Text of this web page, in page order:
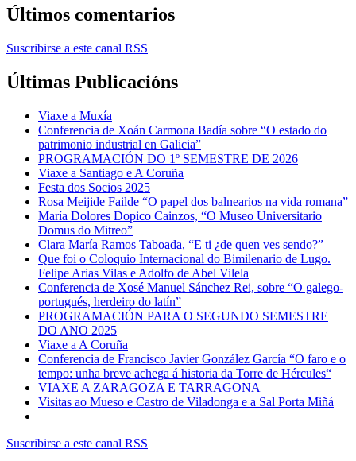
Últimos comentarios
Suscribirse a este canal RSS
Últimas Publicacións
Viaxe a Muxía
Conferencia de Xoán Carmona Badía sobre “O estado do
patrimonio industrial en Galicia”
PROGRAMACIÓN DO 1º SEMESTRE DE 2026
Viaxe a Santiago e A Coruña
Festa dos Socios 2025
Rosa Meijide Failde “O papel dos balnearios na vida romana”
María Dolores Dopico Cainzos, “O Museo Universitario
Domus do Mitreo”
Clara María Ramos Taboada, “E ti ¿de quen ves sendo?”
Que foi o Coloquio Internacional do Bimilenario de Lugo.
Felipe Arias Vilas e Adolfo de Abel Vilela
Conferencia de Xosé Manuel Sánchez Rei, sobre “O galego-
portugués, herdeiro do latín”
PROGRAMACIÓN PARA O SEGUNDO SEMESTRE
DO ANO 2025
Viaxe a A Coruña
Conferencia de Francisco Javier González García “O faro e o
tempo: unha breve achega á historia da Torre de Hércules“
VIAXE A ZARAGOZA E TARRAGONA
Visitas ao Mueso e Castro de Viladonga e a Sal Porta Miñá
Suscribirse a este canal RSS